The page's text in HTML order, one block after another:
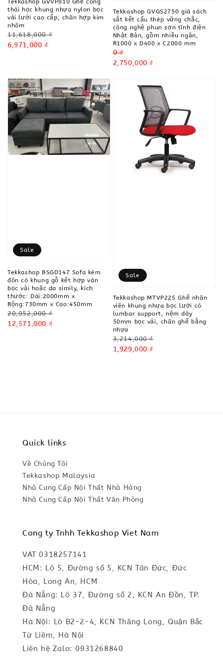
Tekkashop GVVP810 Ghế công
thái học khung nhựa nylon bọc
vải lưới cao cấp, chân hợp kim
nhôm
Regular
price
11,618,000 ₫
Sale
6,971,000 ₫
Tekkashop GVGS2750 giá sách
sắt kết cấu thép vững chắc,
công nghệ phun sơn tĩnh điện
Nhật Bản, gồm nhiều ngăn,
R1000 x D400 x C2000 mm
Regular
price
0 ₫
Sale
2,750,000 ₫
Sale
Tekkashop BSGD147 Sofa kèm
đôn có khung gỗ kết hợp ván
bọc vải hoặc da simily, kích
thước: Dài:2000mm x
Rộng:730mm x Cao:450mm
Regular
price
20,952,000 ₫
Sale
12,571,000 ₫
Sale
Tekkashop MTVP225 Ghế nhân
viên khung nhựa bọc lưới có
lumbar support, nệm dày
50mm bọc vải, chân ghế bằng
nhựa
Regular
price
3,214,000 ₫
Sale
1,929,000 ₫
Quick links
Về Chúng Tôi
Tekkashop Malaysia
Nhà Cung Cấp Nội Thất Nhà Hàng
Nhà Cung Cấp Nội Thất Văn Phòng
Cong ty Tnhh Tekkashop Viet Nam
VAT 0318257141
HCM: Lô 5, Đường số 5, KCN Tân Đức, Đức
Hòa, Long An, HCM
Đà Nẵng: Lô 37, Đường số 2, KCN An Đồn, TP.
Đà Nẵng
Hà Nội: Lô B2-2-4, KCN Thăng Long, Quận Bắc
Từ Liêm, Hà Nội
Liên hệ Zalo: 0931268840